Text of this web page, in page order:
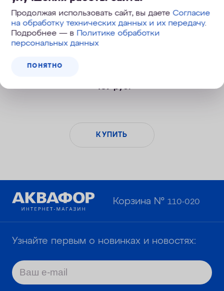
Компактный и доступный фильтр-насадка с бактерицидом для
очистки водопроводной воды.
439руб.
КУПИТЬ
Продолжая использовать сайт, вы даетеСогласие
на обработку технических данных и их передачу.
Подробнее — в Политике обработки
персональных данных
ПОНЯТНО
Корзина №110-020
Узнайте первым о новинках и новостях: